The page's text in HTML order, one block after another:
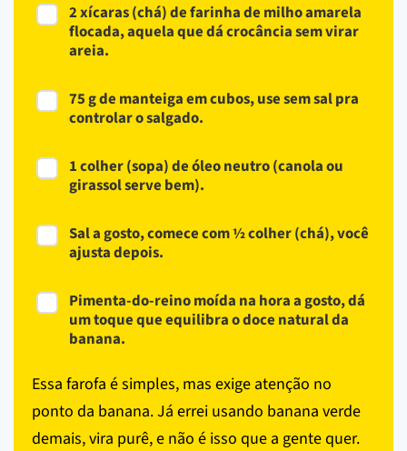
2 xícaras (chá) de farinha de milho amarela
flocada, aquela que dá crocância sem virar
areia.
75 g de manteiga em cubos, use sem sal pra
controlar o salgado.
1 colher (sopa) de óleo neutro (canola ou
girassol serve bem).
Sal a gosto, comece com ½ colher (chá), você
ajusta depois.
Pimenta-do-reino moída na hora a gosto, dá
um toque que equilibra o doce natural da
banana.
Essa farofa é simples, mas exige atenção no
ponto da banana. Já errei usando banana verde
demais, vira purê, e não é isso que a gente quer.